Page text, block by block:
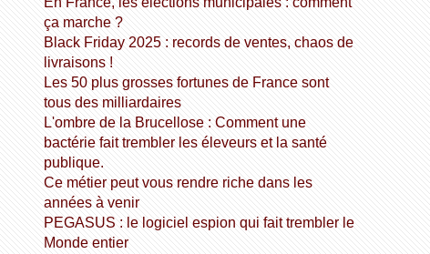
ça marche ?
Black Friday 2025 : records de ventes, chaos de
livraisons !
Les 50 plus grosses fortunes de France sont
tous des milliardaires
L'ombre de la Brucellose : Comment une
bactérie fait trembler les éleveurs et la santé
publique.
Ce métier peut vous rendre riche dans les
années à venir
PEGASUS : le logiciel espion qui fait trembler le
Monde entier